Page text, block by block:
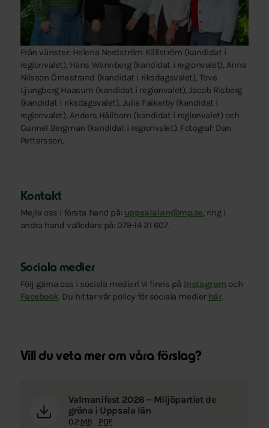
Från vänster: Helena Nordström Källström (kandidat i
regionvalet), Hans Wennberg (kandidat i regionvalet), Anna
Nilsson Örnestrand (kandidat i riksdagsvalet), Tove
Ljungberg Haasum (kandidat i regionvalet), Jacob Risberg
(kandidat i riksdagsvalet), Julia Falkerby (kandidat i
regionvalet), Anders Hällbom (kandidat i regionvalet) och
Gunnel Bergman (kandidat i regionvalet). Fotograf: Dan
Pettersson,
Kontakt
Mejla oss i första hand på: uppsalalan@mp.se, ring i
andra hand valledare på: 079-14 31 607.
Sociala medier
Följ gärna oss i sociala medier! Vi finns på Instagram och
Facebook. Du hittar vår policy för sociala medier här.
Vill du veta mer om våra förslag?
Valmanifest 2026 – Miljöpartiet de
gröna i Uppsala län
0.2 MB PDF